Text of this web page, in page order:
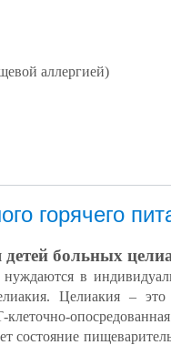
аллергией)
горячего
больных
в
Целиакия – это
состояние